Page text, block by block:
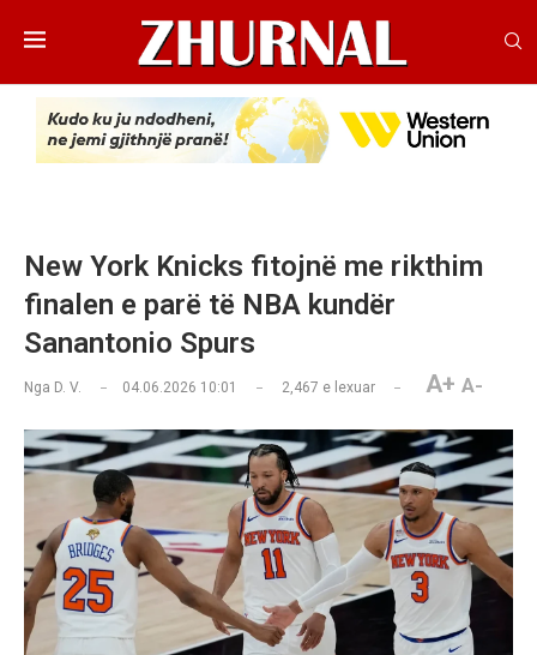
New York Knicks fitojnë me rikthim
finalen e parë të NBA kundër
Sanantonio Spurs
Nga D. V. 04.06.2026 10:01 2,467 e lexuar A+ A-